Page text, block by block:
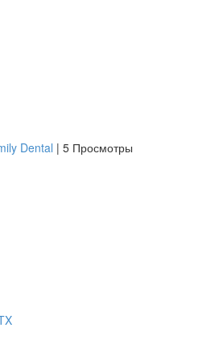
Dental | 5 Просмотры